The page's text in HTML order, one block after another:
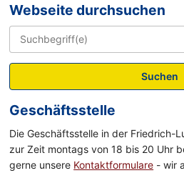
Webseite durchsuchen
Suchen
Geschäftsstelle
Die Geschäftsstelle in der Friedrich-
zur Zeit montags von 18 bis 20 Uhr
gerne unsere Kontaktformulare - wir